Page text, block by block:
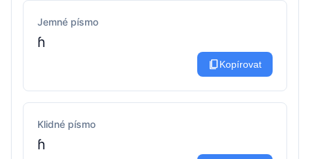
Jemné písmo
ɦ
content_copyKopírovat
Klidné písmo
ɦ